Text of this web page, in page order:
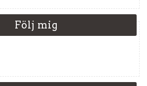
Följ mig